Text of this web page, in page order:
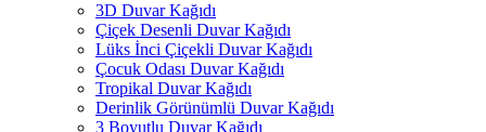
3D Duvar Kağıdı
Çiçek Desenli Duvar Kağıdı
Lüks İnci Çiçekli Duvar Kağıdı
Çocuk Odası Duvar Kağıdı
Tropikal Duvar Kağıdı
Derinlik Görünümlü Duvar Kağıdı
3 Boyutlu Duvar Kağıdı